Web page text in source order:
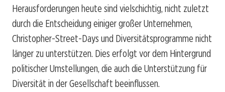
Herausforderungen heute sind vielschichtig, nicht zuletzt
durch die Entscheidung einiger großer Unternehmen,
Christopher-Street-Days und Diversitätsprogramme nicht
länger zu unterstützen. Dies erfolgt vor dem Hintergrund
politischer Umstellungen, die auch die Unterstützung für
Diversität in der Gesellschaft beeinflussen.